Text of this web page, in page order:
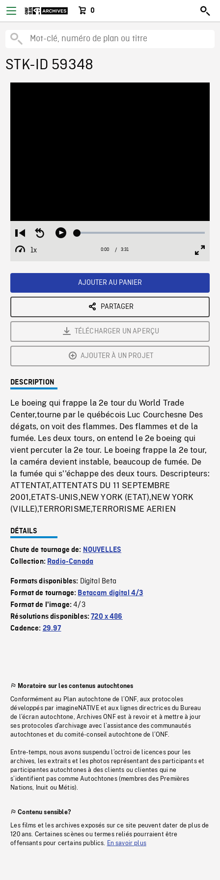
0
STK-ID 59348
Restart
from
beginning
Seek
Play Loaded:
1x
Playback
Current
0:00 / Duration
3:31
AJOUTER AU PANIER
PARTAGER
TÉLÉCHARGER UN APERÇU
AJOUTER À UN PROJET
DESCRIPTION
Le boeing qui frappe la 2e tour du World Trade
Center,tourne par le québécois Luc Courchesne Des
dégats, on voit des flammes. Des flammes et de la
fumée. Les deux tours, on entend le 2e boeing qui
vient percuter la 2e tour. Le boeing frappe la 2e tour,
la caméra devient instable, beaucoup de fumée. De
la fumée qui s''échappe des deux tours. Descripteurs:
ATTENTAT,ATTENTATS DU 11 SEPTEMBRE
2001,ETATS-UNIS,NEW YORK (ETAT),NEW YORK
(VILLE),TERRORISME,TERRORISME AERIEN
DÉTAILS
Chute de tournage de: NOUVELLES
Collection: Radio-Canada
Formats disponibles: Digital Beta
Format de tournage: Betacam digital 4/3
Format de l'image:4/3
Résolutions disponibles:720 x 486
Cadence: 29.97
Moratoire sur les contenus autochtones
Conformément au Plan autochtone de l’ONF, aux protocoles
développés par imagineNATIVE et aux lignes directrices du Bureau
de l’écran autochtone, Archives ONF est à revoir et à mettre à jour
ses protocoles d’archivage avec l’assistance des communautés
autochtones et du comité-conseil autochtone de l’ONF.
Entre-temps, nous avons suspendu l’octroi de licences pour les
archives, les extraits et les photos représentant des participants et
participantes autochtones à des clients ou clientes qui ne
s’identifient pas comme Autochtones (membres des Premières
Nations, Inuit ou Métis).
Contenu sensible?
Les films et les archives exposés sur ce site peuvent dater de plus de
120 ans. Certaines scènes ou termes reliés pourraient être
offensants pour certains publics. En savoir plus